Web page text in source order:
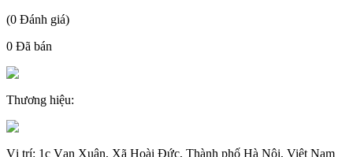
(0 Đánh giá)
0 Đã bán
Thương hiệu:
Vị trí: 1c Vạn Xuân, Xã Hoài Đức, Thành phố Hà Nội, Việt Nam